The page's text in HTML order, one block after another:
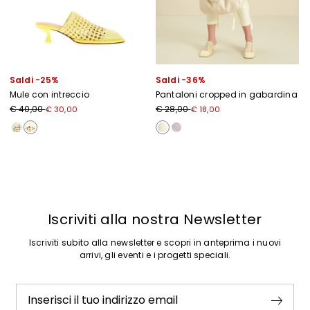
Saldi -25%
Mule con intreccio
Prezzo originale € 40,00
€ 40,00Nuovo prezzo € 30,00
€ 30,00
Saldi -36%
Pantaloni cropped in gabardina
Prezzo originale € 28,00
€ 28,00Nuovo prezzo € 18,00
€ 18,00
Iscriviti alla nostra Newsletter
Iscriviti subito alla newsletter e scopri in anteprima i nuovi
arrivi, gli eventi e i progetti speciali.
Inserisci il tuo indirizzo email